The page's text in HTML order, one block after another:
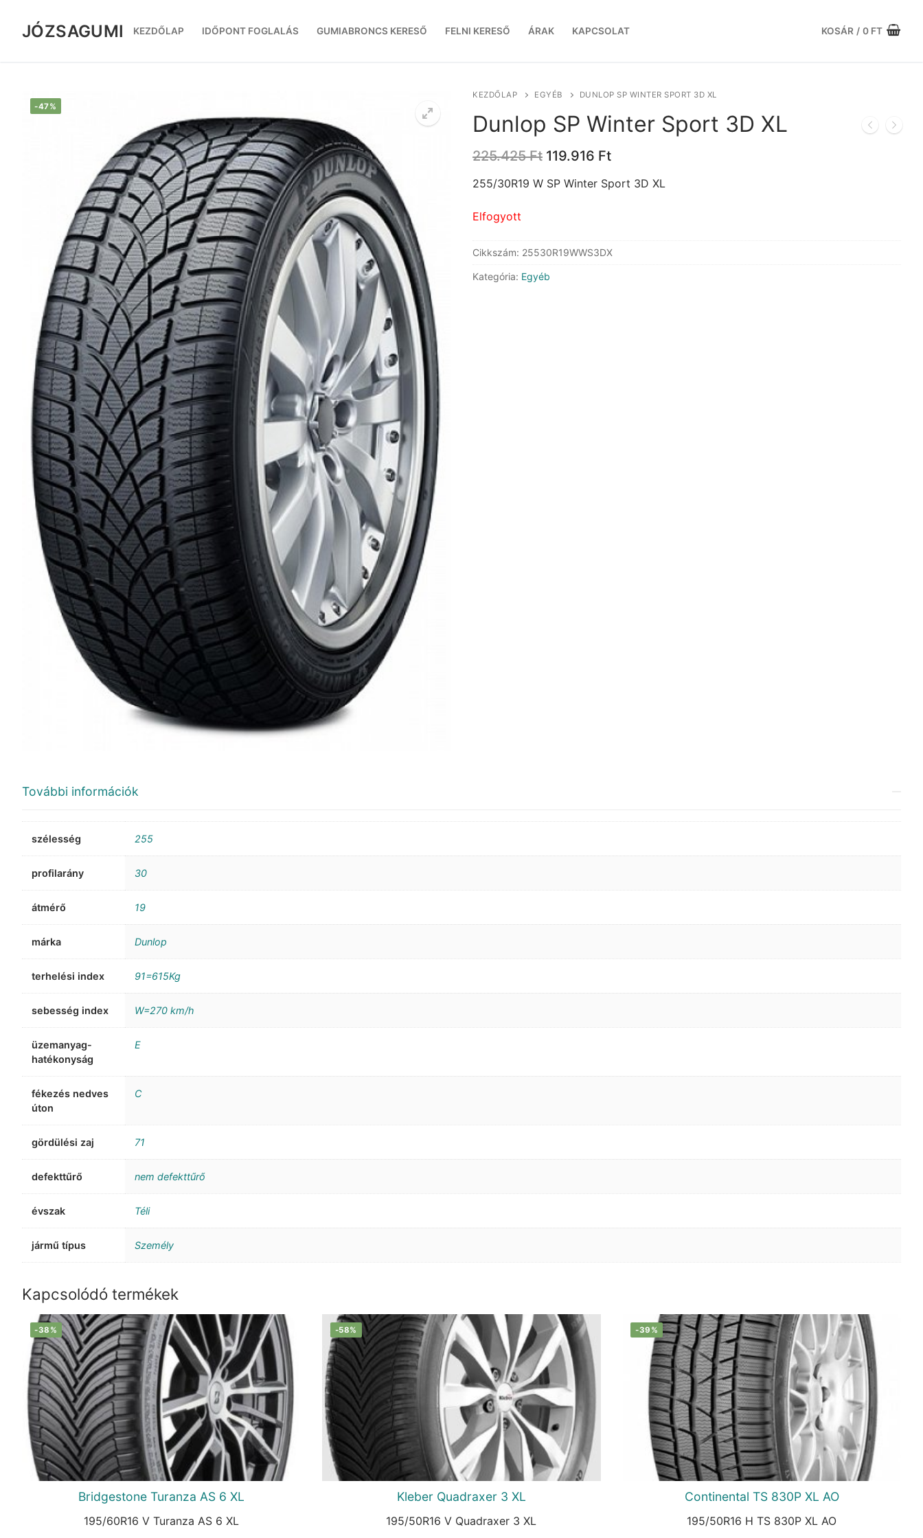
tartalomra
JÓZSAGUMI KEZDŐLAP IDŐPONT FOGLALÁS GUMIABRONCS KERESŐ FELNI KERESŐ ÁRAK KAPCSOLAT KOSÁR / 0 FT
-47%
KEZDŐLAP EGYÉB DUNLOP SP WINTER SPORT 3D XL
Dunlop SP Winter Sport 3D XL
225.425Ft Original
was:
119.916 FtCurrent
is:
255/30R19 W SP Winter Sport 3D XL
Elfogyott
Cikkszám: 25530R19WWS3DX
Kategória: Egyéb
További információk
szélesség 255
profilarány 30
átmérő 19
márka Dunlop
terhelési index 91=615Kg
sebesség index W=270 km/h
üzemanyag-
hatékonyság
E
fékezés nedves
úton
C
gördülési zaj 71
defekttűrő nem defekttűrő
évszak Téli
jármű típus Személy
Kapcsolódó termékek
-38%
Bridgestone Turanza AS 6 XL
195/60R16 V Turanza AS 6 XL
-58%
Kleber Quadraxer 3 XL
195/50R16 V Quadraxer 3 XL
-39%
Continental TS 830P XL AO
195/50R16 H TS 830P XL AO